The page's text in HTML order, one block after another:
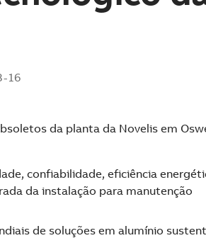
16
da planta da Novelis em
confiabilidade, eficiência
da instalação para manutenção
de soluções em alumínio